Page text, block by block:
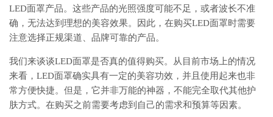
LED面罩产品。这些产品的光照强度可能不足，或者波长不准
确，无法达到理想的美容效果。因此，在购买LED面罩时需要
注意选择正规渠道、品牌可靠的产品。
我们来谈谈LED面罩是否真的值得购买。从目前市场上的情况
来看，LED面罩确实具有一定的美容功效，并且使用起来也非
常方便快捷。但是，它并非万能的神器，不能完全取代其他护
肤方式。在购买之前需要考虑到自己的需求和预算等因素。